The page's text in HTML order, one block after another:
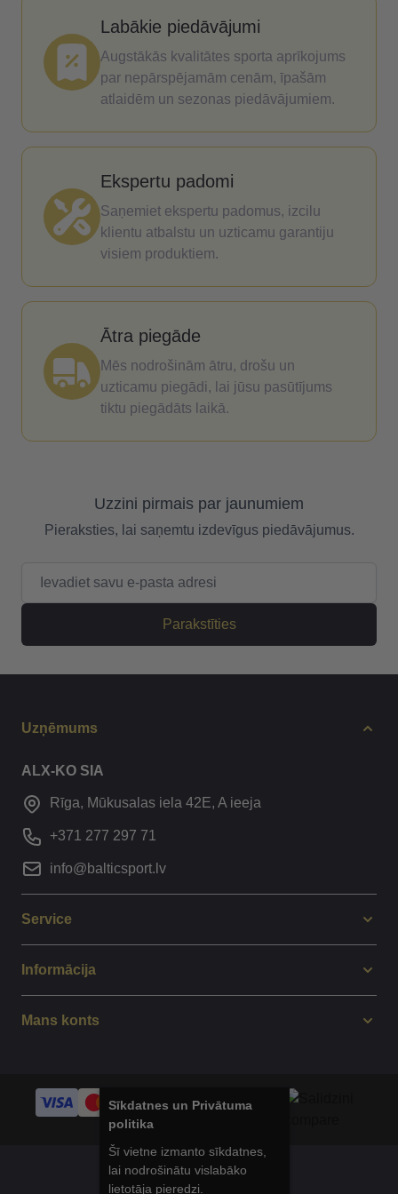
Labākie piedāvājumi
Augstākās kvalitātes sporta aprīkojums
par nepārspējamām cenām, īpašām
atlaidēm un sezonas piedāvājumiem.
Ekspertu padomi
Saņemiet ekspertu padomus, izcilu
klientu atbalstu un uzticamu garantiju
visiem produktiem.
Ātra piegāde
Mēs nodrošinām ātru, drošu un
uzticamu piegādi, lai jūsu pasūtījums
tiktu piegādāts laikā.
Uzzini pirmais par jaunumiem
Pieraksties, lai saņemtu izdevīgus piedāvājumus.
Parakstīties
Uzņēmums
ALX-KO SIA
Rīga, Mūkusalas iela 42E, A ieeja
+371 277 297 71
info@balticsport.lv
Service
Informācija
Mans konts
© 2014 - 2025 Balticsport.lv
Sīkdatnes un Privātuma
politika
Šī vietne izmanto sīkdatnes,
lai nodrošinātu vislabāko
lietotāja pieredzi.